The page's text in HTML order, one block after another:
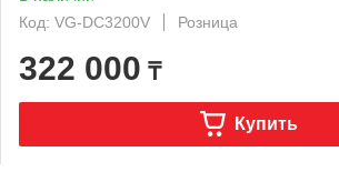
Код: VG-DC3200V
Розница
322 000 ₸
Купить